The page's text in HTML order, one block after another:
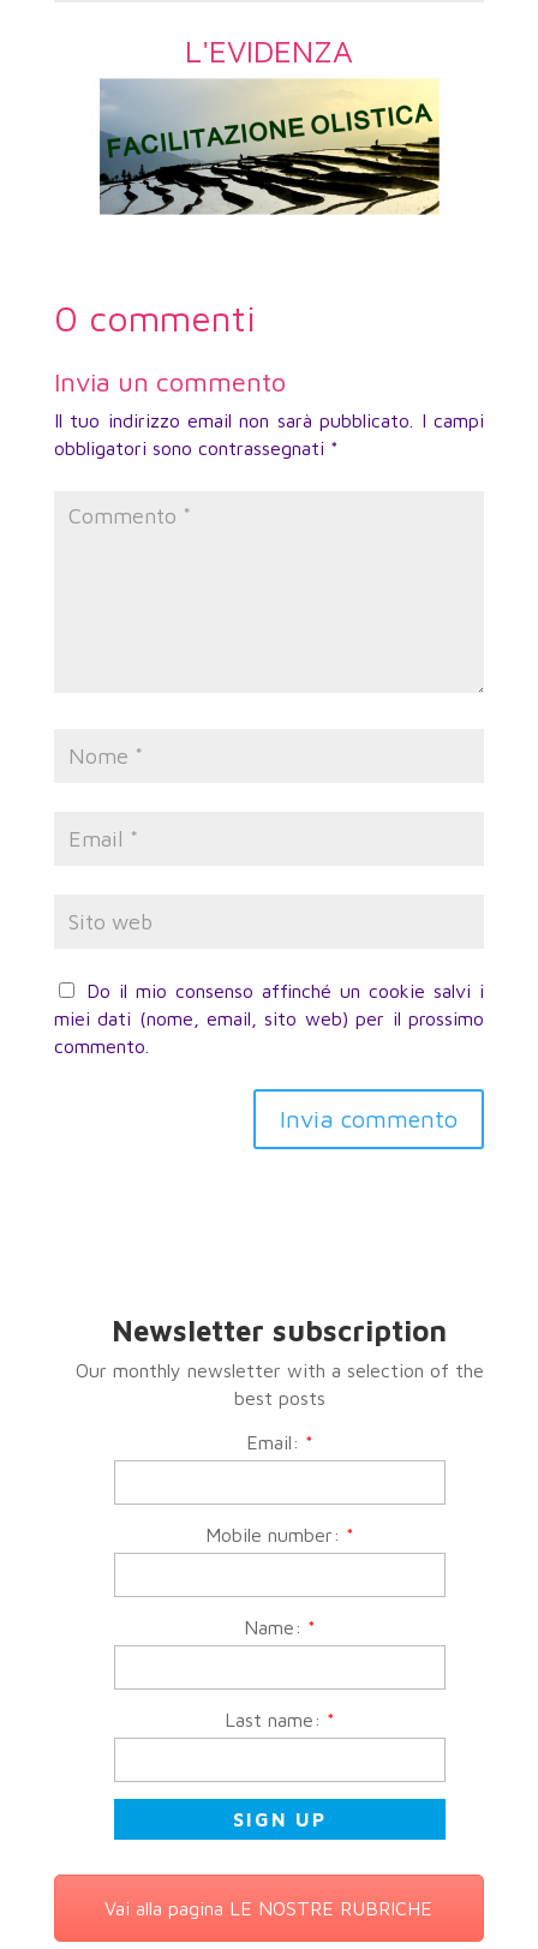
L'EVIDENZA
0 commenti
Invia un commento
Il tuo indirizzo email non sarà pubblicato.
I campi
obbligatori sono contrassegnati *
Do il mio consenso affinché un cookie salvi i
miei dati (nome, email, sito web) per il prossimo
commento.
Invia commento
Newsletter subscription
Our monthly newsletter with a selection of the
best posts
Email: *
Mobile number: *
Name: *
Last name: *
Vai alla pagina LE NOSTRE RUBRICHE